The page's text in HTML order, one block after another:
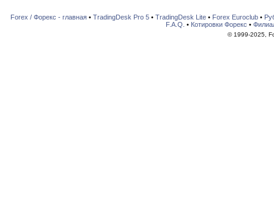
Forex / Форекс - главная• TradingDesk Pro 5• TradingDesk Lite• Forex Euroclub•
F.A.Q. • Котировки Форекс •
© 1999-2025,